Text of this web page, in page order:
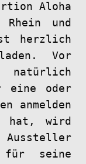
Aloha
und
herzlich
Vor
eine oder
anmelden
hat, wird
Aussteller
für seine